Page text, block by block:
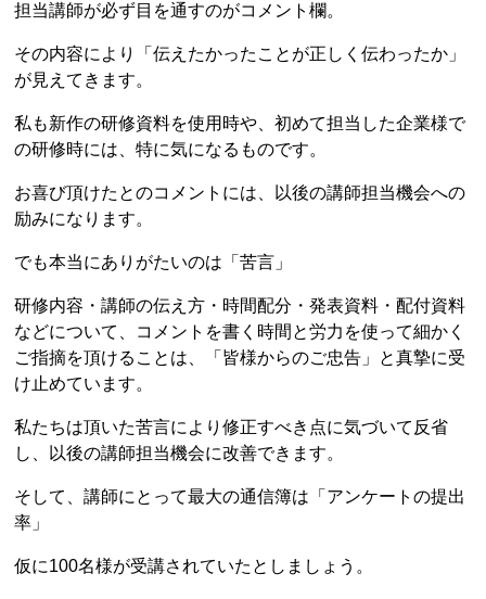
担当講師が必ず目を通すのがコメント欄。
その内容により「伝えたかったことが正しく伝わったか」
が見えてきます。
私も新作の研修資料を使用時や、初めて担当した企業様で
の研修時には、特に気になるものです。
お喜び頂けたとのコメントには、以後の講師担当機会への
励みになります。
でも本当にありがたいのは「苦言」
研修内容・講師の伝え方・時間配分・発表資料・配付資料
などについて、コメントを書く時間と労力を使って細かく
ご指摘を頂けることは、「皆様からのご忠告」と真摯に受
け止めています。
私たちは頂いた苦言により修正すべき点に気づいて反省
し、以後の講師担当機会に改善できます。
そして、講師にとって最大の通信簿は「アンケートの提出
率」
仮に100名様が受講されていたとしましょう。